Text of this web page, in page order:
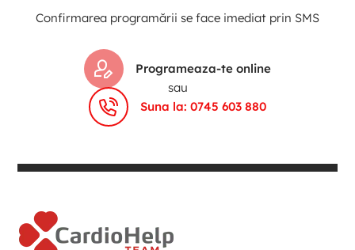
Confirmarea programării se face imediat prin SMS
Programeaza-te online
sau
Suna la: 0745 603 880